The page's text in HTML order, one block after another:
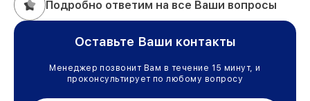
Подробно ответим на все Ваши вопросы
Оставьте Ваши контакты
Менеджер позвонит Вам в течение 15 минут, и
проконсультирует по любому вопросу